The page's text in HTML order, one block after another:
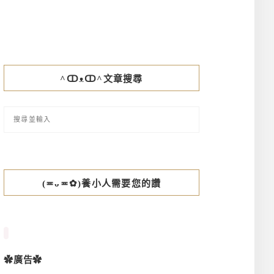
^ↀᴥↀ^文章搜尋
(≖ᴗ≖✿)養小人需要您的讚
✿廣告✿